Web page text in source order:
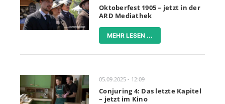
Oktoberfest 1905 – jetzt in der
ARD Mediathek
MEHR LESEN ...
05.09.2025 - 12:09
Conjuring 4: Das letzte Kapitel
– jetzt im Kino